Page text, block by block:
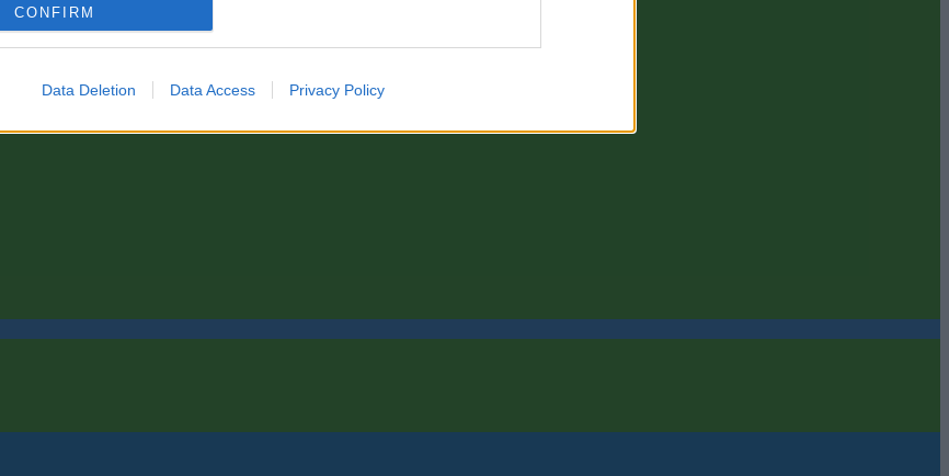
CONFIRM
Data Deletion Data Access Privacy Policy